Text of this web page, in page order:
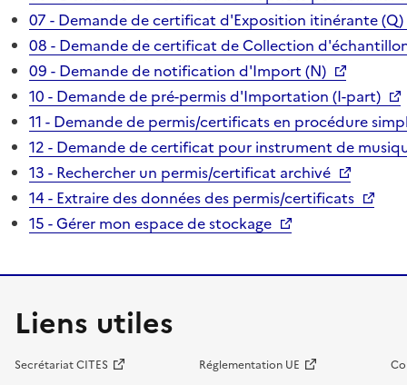
07 - Demande de certificat d'Exposition itinérante (Q)
08 - Demande de certificat de Collection
09 - Demande de notification d'Import (N)
10 - Demande de pré-permis d'Importation (I-part)
11 - Demande de permis/certificats en procédure
12 - Demande de certificat pour instrument de
13 - Rechercher un permis/certificat archivé
14 - Extraire des données des permis/certificats
15 - Gérer mon espace de stockage
Liens utiles
Secrétariat CITES Réglementation UE